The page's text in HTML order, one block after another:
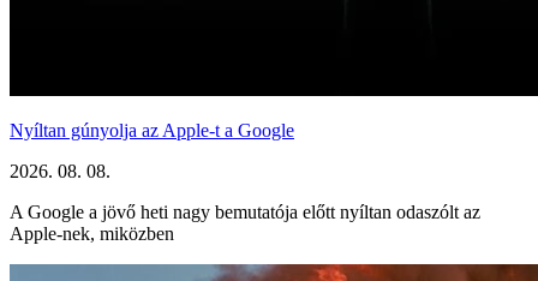
Nyíltan gúnyolja az Apple-t a Google
2026. 08. 08.
A Google a jövő heti nagy bemutatója előtt nyíltan odaszólt az
Apple-nek, miközben